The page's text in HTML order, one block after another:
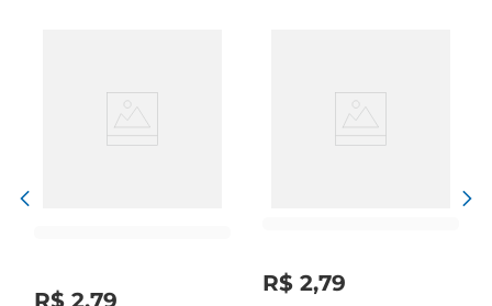
e com uma textura perfeita. Além disso, a
incluir uma sobremesa leve e refrescante nas
R$ 2,79
R$ 2,79